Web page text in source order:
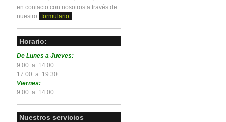
en contacto con nosotros a través de
nuestro
formulario .
Horario:
De Lunes a Jueves:
9:00 a 14:00
17:00 a 19:30
Viernes:
9:00 a 14:00
Nuestros servicios